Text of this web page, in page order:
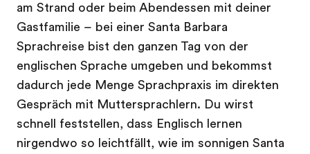
am Strand oder beim Abendessen mit deiner
Gastfamilie – bei einer Santa Barbara
Sprachreise bist den ganzen Tag von der
englischen Sprache umgeben und bekommst
dadurch jede Menge Sprachpraxis im direkten
Gespräch mit Muttersprachlern. Du wirst
schnell feststellen, dass Englisch lernen
nirgendwo so leichtfällt, wie im sonnigen Santa